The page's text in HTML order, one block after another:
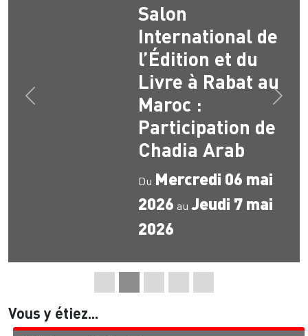
Salon
International de
l’Édition et du
Livre à Rabat au
Maroc :
Participation de
Chadia Arab
Du Mercredi 06 mai
2026 auJeudi 7 mai
2026
Précédent
Vous y étiez...